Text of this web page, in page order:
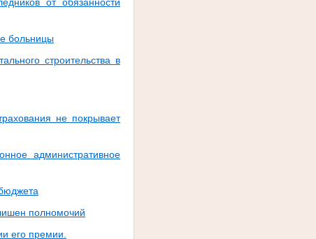
больницы
строительства в
не покрывает
административное
полномочий
его премии.